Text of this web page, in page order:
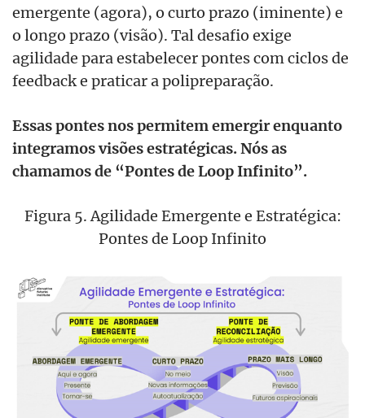
emergente (agora), o curto prazo (iminente) e
o longo prazo (visão). Tal desafio exige
agilidade para estabelecer pontes com ciclos de
feedback e praticar a polipreparação.
Essas pontes nos permitem emergir enquanto
integramos visões estratégicas. Nós as
chamamos de “Pontes de Loop Infinito”.
Figura 5. Agilidade Emergente e Estratégica:
Pontes de Loop Infinito